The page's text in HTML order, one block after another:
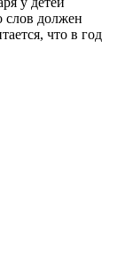
слов должен
что в год